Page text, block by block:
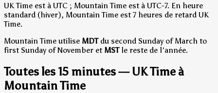
UK Time est à UTC ; Mountain Time est à UTC-7. En heure
standard (hiver), Mountain Time est 7 heures de retard UK
Time.
Mountain Time utilise MDTdu second Sunday of March to
first Sunday of November et MSTle reste de l'année.
Toutes les 15 minutes — UK Time à
Mountain Time